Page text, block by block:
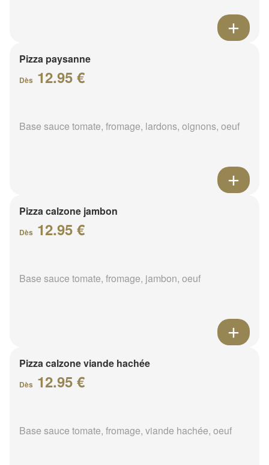
Pizza paysanne
Dès 12.95 €
Base sauce tomate, fromage, lardons, oignons, oeuf
Pizza calzone jambon
Dès 12.95 €
Base sauce tomate, fromage, jambon, oeuf
Pizza calzone viande hachée
Dès 12.95 €
Base sauce tomate, fromage, viande hachée, oeuf